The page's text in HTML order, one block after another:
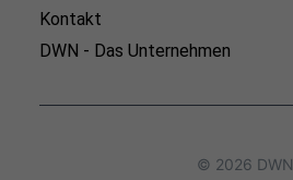
Kontakt
DWN - Das Unternehmen
© 2026 DWN